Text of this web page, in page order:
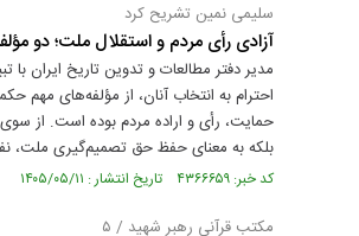
سلیمی نمین تشریح کرد
آزادی رأی مردم و استقلال ملت؛ دو
مدیر دفتر مطالعات و تدوین تاریخ ایران
احترام به انتخاب آنان، از مؤلفه‌های مهم
حمایت، رأی و اراده مردم بوده است. از سوی
بلکه به معنای حفظ حق تصمیم‌گیری ملت،
کد خبر: ۴۳۶۶۶۵۹ تاریخ انتشار : ۱۴۰۵/۰۵/۱۱
مکتب قرآنی رهبر شهید / ۵